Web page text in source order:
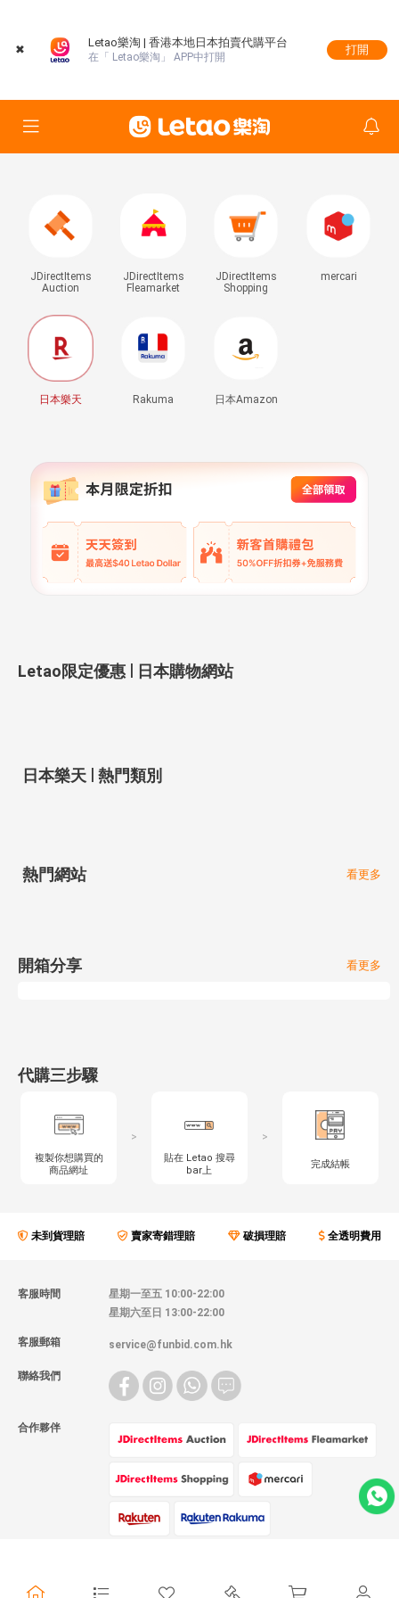
✖
Letao樂淘 | 香港本地日本拍賣代購平台
在「 Letao樂淘」 APP中打開
打開
JDirectItems
Auction
JDirectItems
Fleamarket
JDirectItems
Shopping
mercari
日本樂天 Rakuma 日本Amazon
Letao限定優惠 | 日本購物網站
日本樂天 | 熱門類別
熱門網站 看更多
開箱分享 看更多
代購三步驟
複製你想購買的
商品網址
>
貼在 Letao 搜尋
bar上
>
完成結帳
未到貨理賠 賣家寄錯理賠 破損理賠 全透明費用
客服時間
星期一至五 10:00-22:00
星期六至日 13:00-22:00
客服郵箱 service@funbid.com.hk
聯絡我們
合作夥伴